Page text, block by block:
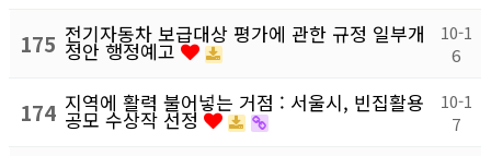
175 전기자동차 보급대상 평가에 관한 규정 일부개
정안 행정예고
10-1
6
174 지역에 활력 불어넣는 거점 : 서울시, 빈집활용
공모 수상작 선정
10-1
7